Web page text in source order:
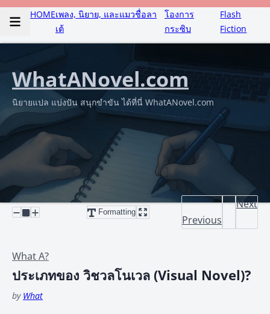
HOMEเพลง, นิยาย, และแมวชื่อลา
เต้
โองการ
กระซิบ
Flash
Fiction
WhatANovel.com
นิยายแปล แบ่งปัน สนุกขำขัน ได้ที่นี่ WhatANovel.com
Formatting
Previous
Next
What A?
ประเภทของ วิชวลโนเวล (Visual Novel)?
by What